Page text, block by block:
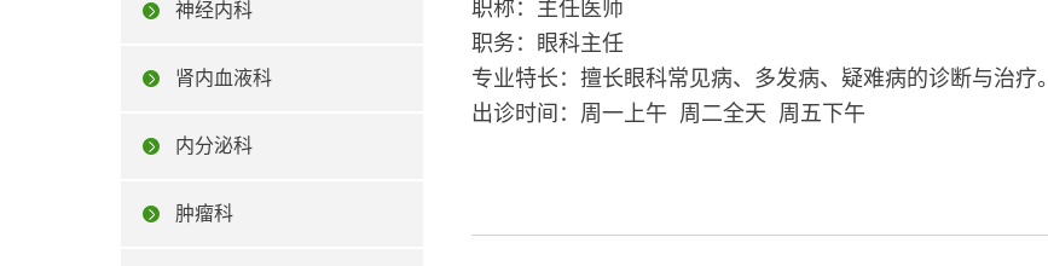
神经内科
肾内血液科
内分泌科
肿瘤科
职称：主任医师
职务：眼科主任
专业特长：擅长眼科常见病、多发病、疑难病的诊断与治疗。
出诊时间：周一上午 周二全天 周五下午